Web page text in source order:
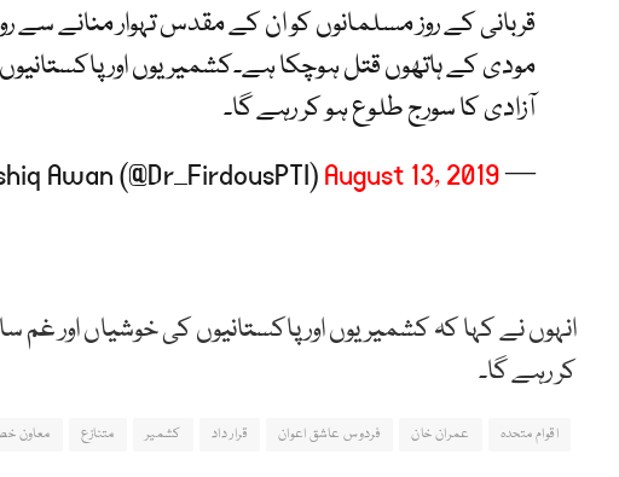
قربانی کے روز مسلمانوں کو ان کے مقدس تہوار منانے سے
مودی کے ہاتھوں قتل ہوچکا ہے۔کشمیریوں اور
آزادی کا سورج طلوع ہو کر رہے گا۔
— Firdous Ashiq Awan (@Dr_FirdousPTI)
August 13, 2019
انہوں نے کہا کہ کشمیریوں اور پاکستانیوں کی خوشیاں اور
کر رہے گا۔
اقوام متحدہ عمران خان فردوس عاشق اعوان قرار داد کشمیر متنازع معاون